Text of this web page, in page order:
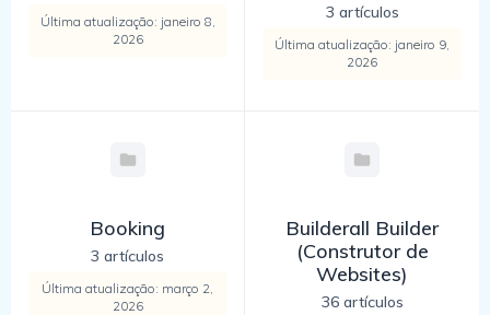
Última atualização: janeiro 8,
2026
3 artículos
Última atualização: janeiro 9,
2026
Booking
3 artículos
Última atualização: março 2,
2026
Builderall Builder
(Construtor de
Websites)
36 artículos